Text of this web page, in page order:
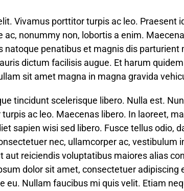
Vivamus porttitor turpis ac leo. Praesent
nonummy non, lobortis a enim.
natoque penatibus et magnis dis parturient
dictum facilisis augue. Et harum
sit amet magna in magna gravida
tincidunt scelerisque libero. Nulla est.
ac leo. Maecenas libero. In laoreet,
sapien wisi sed libero. Fusce tellus odio,
nec, ullamcorper ac, vestibulum
reiciendis voluptatibus maiores alias
dolor sit amet, consectetuer adipiscing
eu. Nullam faucibus mi quis velit. Etiam